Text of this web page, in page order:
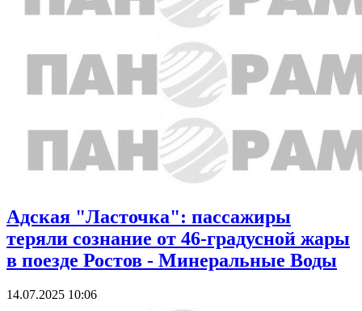
Адская "Ласточка": пассажиры
теряли сознание от 46-градусной жары
в поезде Ростов - Минеральные Воды
14.07.2025 10:06